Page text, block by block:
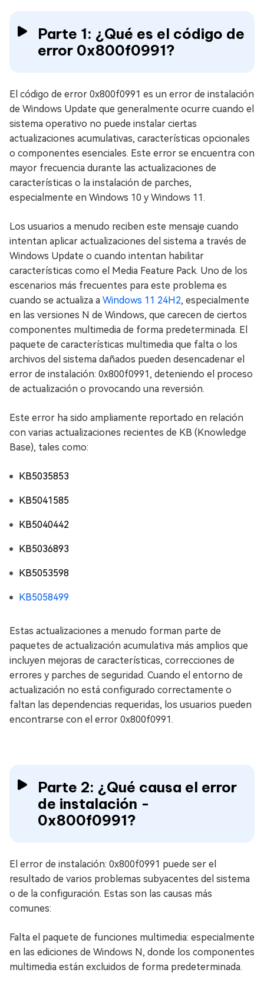
Parte 1: ¿Qué es el código de
error 0x800f0991?
El código de error 0x800f0991 es un error de instalación
de Windows Update que generalmente ocurre cuando el
sistema operativo no puede instalar ciertas
actualizaciones acumulativas, características opcionales
o componentes esenciales. Este error se encuentra con
mayor frecuencia durante las actualizaciones de
características o la instalación de parches,
especialmente en Windows 10 y Windows 11.
Los usuarios a menudo reciben este mensaje cuando
intentan aplicar actualizaciones del sistema a través de
Windows Update o cuando intentan habilitar
características como el Media Feature Pack. Uno de los
escenarios más frecuentes para este problema es
cuando se actualiza a Windows 11 24H2, especialmente
en las versiones N de Windows, que carecen de ciertos
componentes multimedia de forma predeterminada. El
paquete de características multimedia que falta o los
archivos del sistema dañados pueden desencadenar el
error de instalación: 0x800f0991, deteniendo el proceso
de actualización o provocando una reversión.
Este error ha sido ampliamente reportado en relación
con varias actualizaciones recientes de KB (Knowledge
Base), tales como:
KB5035853
KB5041585
KB5040442
KB5036893
KB5053598
KB5058499
Estas actualizaciones a menudo forman parte de
paquetes de actualización acumulativa más amplios que
incluyen mejoras de características, correcciones de
errores y parches de seguridad. Cuando el entorno de
actualización no está configurado correctamente o
faltan las dependencias requeridas, los usuarios pueden
encontrarse con el error 0x800f0991.
Parte 2: ¿Qué causa el error
de instalación -
0x800f0991?
El error de instalación: 0x800f0991 puede ser el
resultado de varios problemas subyacentes del sistema
o de la configuración. Estas son las causas más
comunes:
Falta el paquete de funciones multimedia: especialmente
en las ediciones de Windows N, donde los componentes
multimedia están excluidos de forma predeterminada.